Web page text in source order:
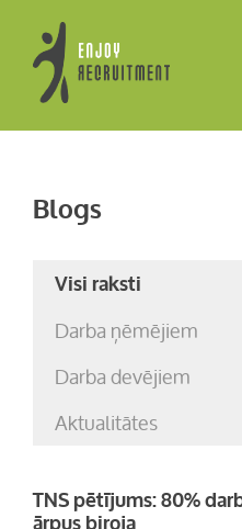
Blogs
Visi raksti
Darba ņēmējiem
Darba devējiem
Aktualitātes
TNS pētījums: 80%
ārpus biroja